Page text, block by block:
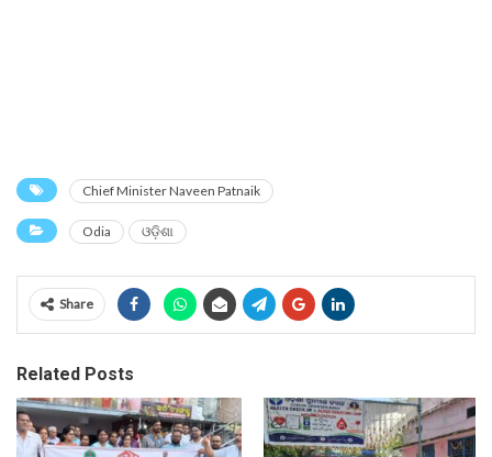
Chief Minister Naveen Patnaik
Odia ଓଡ଼ିଶା
Share
Related Posts